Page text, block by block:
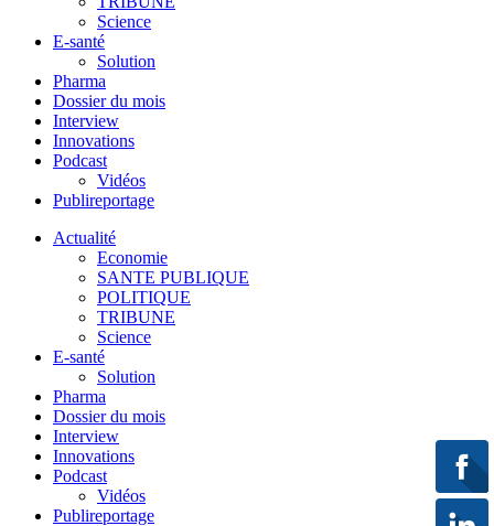
Science
E-santé
Solution
Pharma
Dossier du mois
Interview
Innovations
Podcast
Vidéos
Publireportage
Actualité
Economie
SANTE PUBLIQUE
POLITIQUE
TRIBUNE
Science
E-santé
Solution
Pharma
Dossier du mois
Interview
Innovations
Podcast
Vidéos
Publireportage